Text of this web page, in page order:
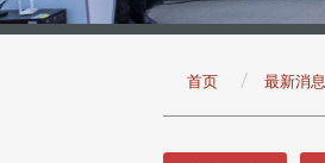
首页 最新消息